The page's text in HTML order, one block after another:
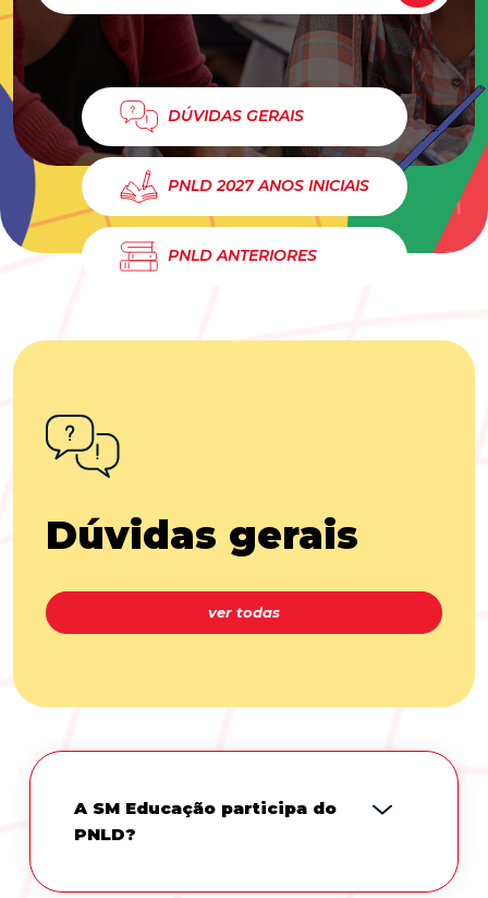
DÚVIDAS GERAIS
PNLD 2027 ANOS INICIAIS
PNLD ANTERIORES
Dúvidas gerais
ver todas
A SM Educação participa do
PNLD?